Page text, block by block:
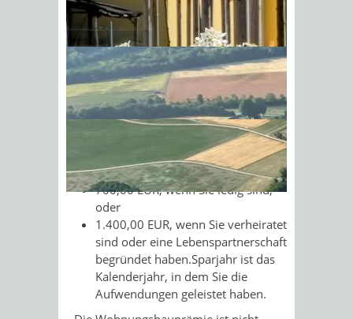
Sonnenschein am Morgen im
Ahornwald
Zahlungen, zum Beispiel für den ersten
Erwerb von Anteilen an einer Bau-
oder Wohnungsgenossenschaft.
Die Wohnungsbauprämie beträgt
jährlich 10 % Ihrer Aufwendungen. Für
jedes Sparjahr werden als
Aufwendungen zur Förderung des
Wohnungsbaus höchstens zugrunde
700,00 EUR, wenn Sie ledig sind,
oder
1.400,00 EUR, wenn Sie verheiratet
sind oder eine Lebenspartnerschaft
begründet haben.Sparjahr ist das
Kalenderjahr, in dem Sie die
Aufwendungen geleistet haben.